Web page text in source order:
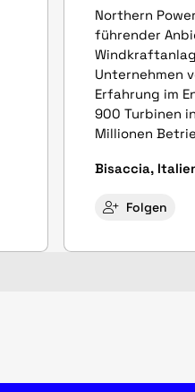
Northern
führender
Unternehmen
Erfahrung im
900 Turbinen
Millionen
Bisaccia,
Folgen